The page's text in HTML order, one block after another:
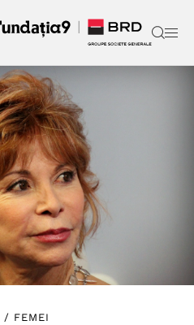
/ FEMEI